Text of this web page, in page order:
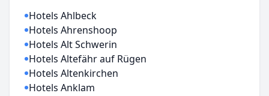
Hotels Ahlbeck
Hotels Ahrenshoop
Hotels Alt Schwerin
Hotels Altefähr auf Rügen
Hotels Altenkirchen
Hotels Anklam